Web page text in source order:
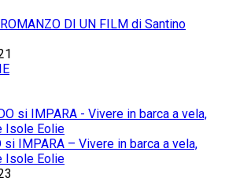
DI UN FILM di Santino
si IMPARA – Vivere in barca a vela,
Isole Eolie